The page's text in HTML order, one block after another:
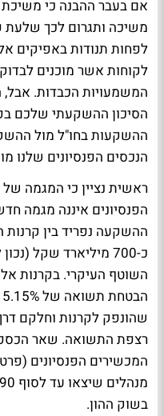
אם בעבר ההבנה כי משיכת
משיכה ותגרום לכך
לפחות תנודות באפיקים
לקוחות אשר מוכנים
המשמעויות הכבדות. אבל,
הסיכון ההשקעתי שלכם
ההשקעות בחו"ל מול
הנכסים הפנסיונים
ראשית נציין כי המגמה
הפנסיונים איננה מגמה
ההשקעה נפריד בין
שהונפק לקרנות וחלקם
רצפת התשואה. שאר
המכשירים הפנסיונים
בשוק ההון.